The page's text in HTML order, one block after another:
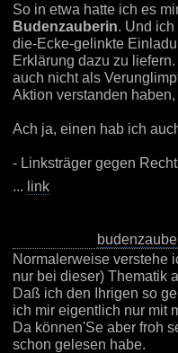
So in etwa hatte ich es
Budenzauberin. Und
die-Ecke-gelinkte
Erklärung dazu zu
auch nicht als
Aktion verstanden
Ach ja, einen hab ich
- Linksträger gegen
... link
Normalerweise verstehe
nur bei dieser) Thematik
Daß ich den Ihrigen so
ich mir eigentlich nur mit
Da können'Se aber froh
schon gelesen habe.